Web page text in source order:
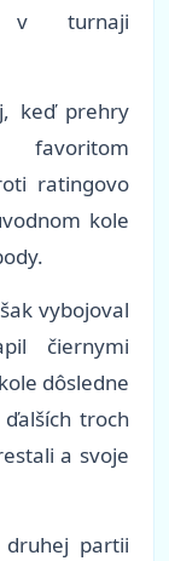
v turnaji
keď prehry
favoritom
ratingovo
kole
vybojoval
čiernymi
dôsledne
troch
a svoje
partii